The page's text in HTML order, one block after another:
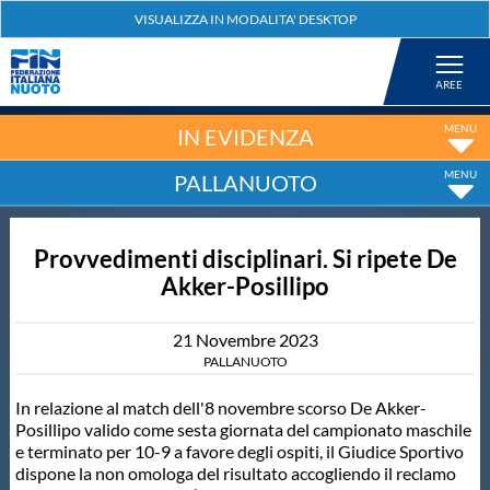
Nuoto
Tuffi
Salvamento
IN EVIDENZA
PALLANUOTO
Provvedimenti disciplinari. Si ripete De
Akker-Posillipo
21 Novembre 2023
PALLANUOTO
In relazione al match dell'8 novembre scorso De Akker-
Posillipo valido come sesta giornata del campionato maschile
e terminato per 10-9 a favore degli ospiti, il Giudice Sportivo
dispone la non omologa del risultato accogliendo il reclamo